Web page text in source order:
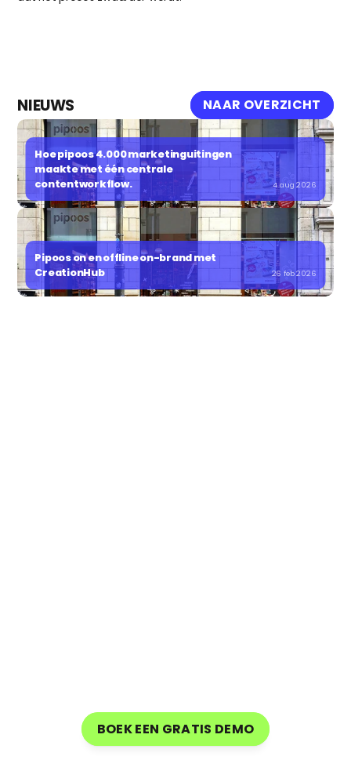
NIEUWS NAAR OVERZICHT
Hoe pipoos 4.000 marketinguitingen
maakte met één centrale
contentworkflow.
4 aug 2026
Pipoos on en offline on-brand met
CreationHub
26 feb 2026
CreationHub'son-boardingteam
BOEK EEN GRATIS DEMO
BOEK EEN GRATIS DEMO